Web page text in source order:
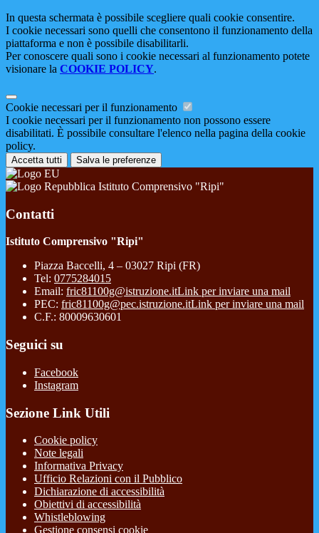
In questa schermata è possibile scegliere quali cookie consentire.
I cookie necessari sono quelli che consentono il funzionamento della
piattaforma e non è possibile disabilitarli.
Per conoscere quali sono i cookie necessari al funzionamento potete
visionare la COOKIE POLICY.
Cookie necessari per il funzionamento
I cookie necessari per il funzionamento non possono essere
disabilitati. È possibile consultare l'elenco nella pagina della cookie
policy.
Accetta tutti Salva le preferenze
Istituto Comprensivo "Ripi"
Contatti
Istituto Comprensivo "Ripi"
Piazza Baccelli, 4 – 03027 Ripi (FR)
Tel: 0775284015
Email: fric81100g@istruzione.itLink per inviare una mail
PEC: fric81100g@pec.istruzione.itLink per inviare una mail
C.F.: 80009630601
Seguici su
Facebook
Instagram
Sezione Link Utili
Cookie policy
Note legali
Informativa Privacy
Ufficio Relazioni con il Pubblico
Dichiarazione di accessibilità
Obiettivi di accessibilità
Whistleblowing
Gestione consensi cookie